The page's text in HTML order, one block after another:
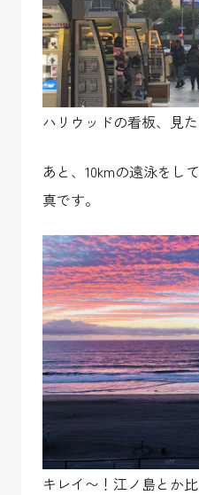
ハリウッドの看板、見
あと、10kmの遠泳をし
真です。
キレイ〜！江ノ島とか